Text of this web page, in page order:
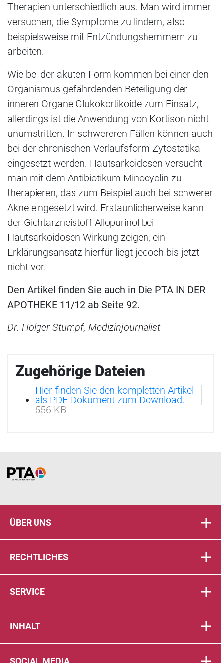
Therapien unterschiedlich aus. Man wird immer
versuchen, die Symptome zu lindern, also
beispielsweise mit Entzündungshemmern zu
arbeiten.
Wie bei der akuten Form kommen bei einer den
Organismus gefährdenden Beteiligung der
inneren Organe Glukokortikoide zum Einsatz,
allerdings ist die Anwendung von Kortison nicht
unumstritten. In schwereren Fällen können auch
bei der chronischen Verlaufsform Zytostatika
eingesetzt werden. Hautsarkoidosen versucht
man mit dem Antibiotikum Minocyclin zu
therapieren, das zum Beispiel auch bei schwerer
Akne eingesetzt wird. Erstaunlicherweise kann
der Gichtarzneistoff Allopurinol bei
Hautsarkoidosen Wirkung zeigen, ein
Erklärungsansatz hierfür liegt jedoch bis jetzt
nicht vor.
Den Artikel finden Sie auch in Die PTA IN DER
APOTHEKE 11/12 ab Seite 92.
Dr. Holger Stumpf, Medizinjournalist
Zugehörige Dateien
Hier finden Sie den kompletten Artikel
als PDF-Dokument zum Download.
556 KB
Home
ÜBER UNS
RECHTLICHES
SERVICE
INHALT
SOCIAL MEDIA